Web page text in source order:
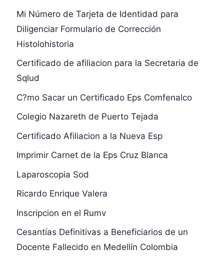
Mi Número de Tarjeta de Identidad para
Diligenciar Formulario de Corrección
Histolohistoria
Certificado de afiliacion para la Secretaria de
Sqlud
C?mo Sacar un Certificado Eps Comfenalco
Colegio Nazareth de Puerto Tejada
Certificado Afiliacion a la Nueva Esp
Imprimir Carnet de la Eps Cruz Blanca
Laparoscopia Sod
Ricardo Enrique Valera
Inscripcion en el Rumv
Cesantías Definitivas a Beneficiarios de un
Docente Fallecido en Medellín Colombia